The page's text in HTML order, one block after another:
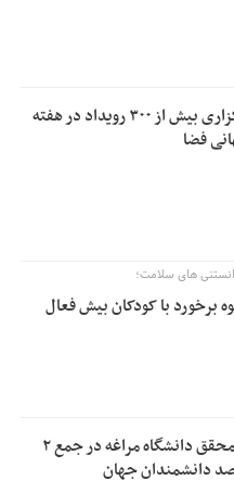
برگزاری بیش از ۳۰۰ رویداد در هفته
فضا
های سلامت؛
برخورد با کودکان بیش فعال
۱۰ محقق دانشگاه مراغه در جمع ۲
دانشمندان جهان